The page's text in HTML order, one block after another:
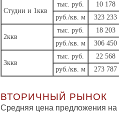
Студии и 1ккв
тыс. руб.
10 178
руб./кв. м
323 233
2ккв
тыс. руб.
18 203
руб./кв. м
306 450
3ккв
тыс. руб.
22 568
руб./кв. м
273 787
ВТОРИЧНЫЙ РЫНОК
Средняя цена предложения на